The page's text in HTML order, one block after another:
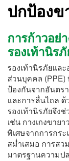
ปกป้องข
การก้าวอย่
รองเท้านิร
รองเท้านิรภัยแล
ส่วนบุคคล
ป้องกันจากอันตร
และการลื่นไถล ด้
รองเท้านิรภัยจึง
เช่น กางเกงขาย
พิเศษจากการกร
สม่ำเสมอ การส
มาตรฐานความป